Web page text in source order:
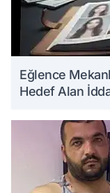
Eğlence
Hedef Alan